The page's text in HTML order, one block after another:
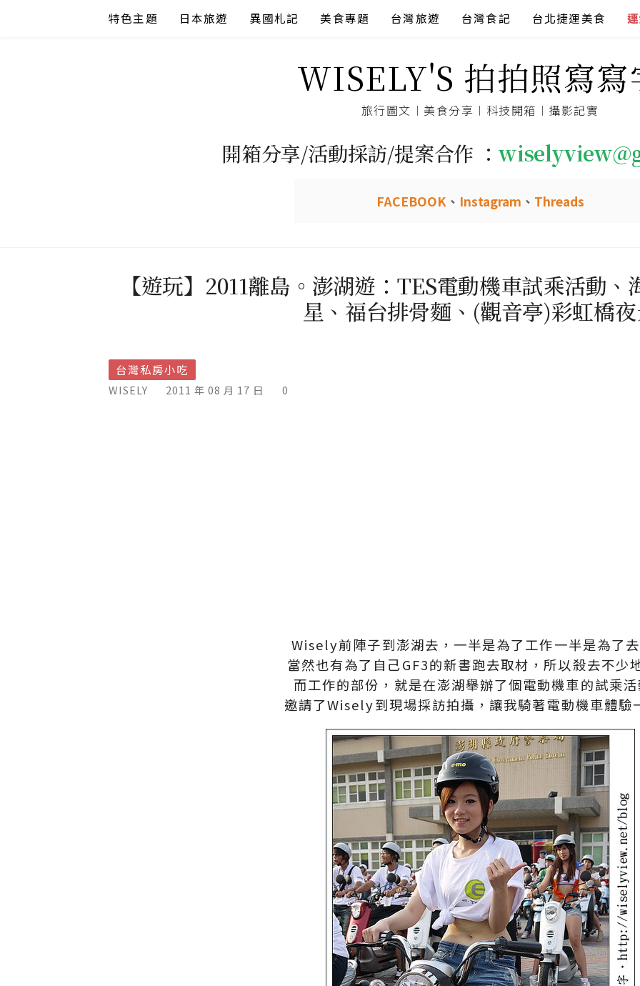
特色主題 日本旅遊 異國札記 美食專題 台灣旅遊 台灣食記 台北捷運美食
WISELY'S 拍拍照寫寫
旅行圖文︱美食分享︱科技開箱︱攝影記實
開箱分享/活動採訪/提案合作 ：
FACEBOOK、 Instagram 、 Threads
【遊玩】2011離島。澎湖遊：TES電動機車試乘活動
星、福台排骨麵、(觀音亭)彩虹橋
台灣私房小吃
WISELY 2011 年 08 月 17 日 0
Wisely前陣子到澎湖去，一半是為了工作一半是為了去
當然也有為了自己GF3的新書跑去取材，所以殺去不少
而工作的部份，就是在澎湖舉辦了個電動機車的試乘活
邀請了Wisely到現場採訪拍攝，讓我騎著電動機車體驗